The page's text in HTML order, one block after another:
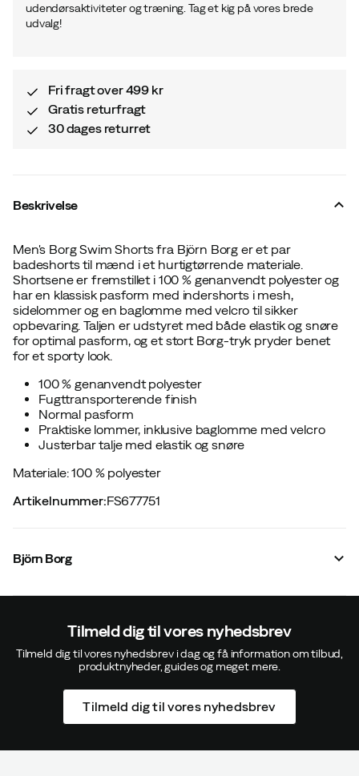
udendørsaktiviteter og træning. Tag et kig på vores brede
udvalg!
Fri fragt over 499 kr
Gratis returfragt
30 dages returret
Beskrivelse
Men's Borg Swim Shorts fra Björn Borg er et par
badeshorts til mænd i et hurtigtørrende materiale.
Shortsene er fremstillet i 100 % genanvendt polyester og
har en klassisk pasform med indershorts i mesh,
sidelommer og en baglomme med velcro til sikker
opbevaring. Taljen er udstyret med både elastik og snøre
for optimal pasform, og et stort Borg-tryk pryder benet
for et sporty look.
100 % genanvendt polyester
Fugttransporterende finish
Normal pasform
Praktiske lommer, inklusive baglomme med velcro
Justerbar talje med elastik og snøre
Materiale: 100 % polyester
Artikelnummer:FS677751
Björn Borg
Tilmeld dig til vores nyhedsbrev
Tilmeld dig til vores nyhedsbrev i dag og få information om tilbud,
produktnyheder, guides og meget mere.
Tilmeld dig til vores nyhedsbrev